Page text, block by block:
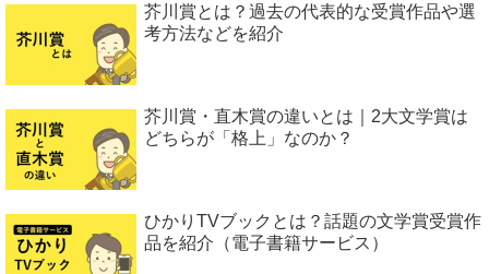
芥川賞とは？過去の代表的な受賞作品や選
考方法などを紹介
芥川賞・直木賞の違いとは｜2大文学賞は
どちらが「格上」なのか？
ひかりTVブックとは？話題の文学賞受賞作
品を紹介（電子書籍サービス）